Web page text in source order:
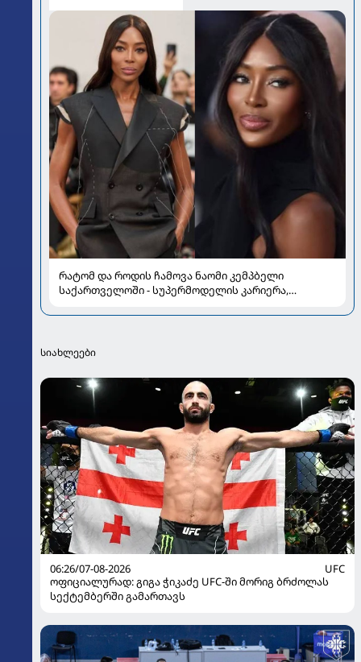
რატომ და როდის ჩამოვა ნაომი კემპბელი
საქართველოში - სუპერმოდელის კარიერა,
სიახლეები
06:26/07-08-2026
UFC
ოფიციალურად: გიგა ჭიკაძე UFC-ში მორიგ ბრძოლას
სექტემბერში გამართავს